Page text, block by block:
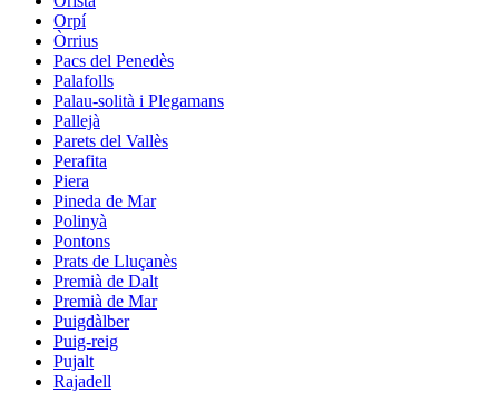
Orpí
Òrrius
Pacs del Penedès
Palafolls
Palau-solità i Plegamans
Pallejà
Parets del Vallès
Perafita
Piera
Pineda de Mar
Polinyà
Pontons
Prats de Lluçanès
Premià de Dalt
Premià de Mar
Puigdàlber
Puig-reig
Pujalt
Rajadell